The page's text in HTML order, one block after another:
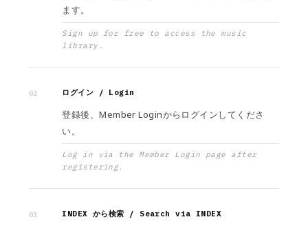
ます。
Sign up for free to access the music
library.
02 ログイン / Login
登録後、Member Loginからログインしてくださ
い。
Log in via the Member Login page after
registering.
03 INDEX から検索 / Search via INDEX